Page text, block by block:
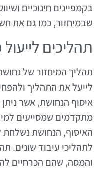
בקמפיינים חינוכיים
שבמיחזור, כמו גם את
תהליכים
תהליך המיחזור של
לייעל את התהליך
איסוף הנחושת, אשר
מתקדמים שמסייעים
האיסוף, הנחושת
לתהליכי עיבוד שונים.
והמסה, שהם הכרחיים